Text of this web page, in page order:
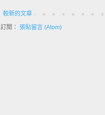
較新的文章
訂閱： 張貼留言 (Atom)